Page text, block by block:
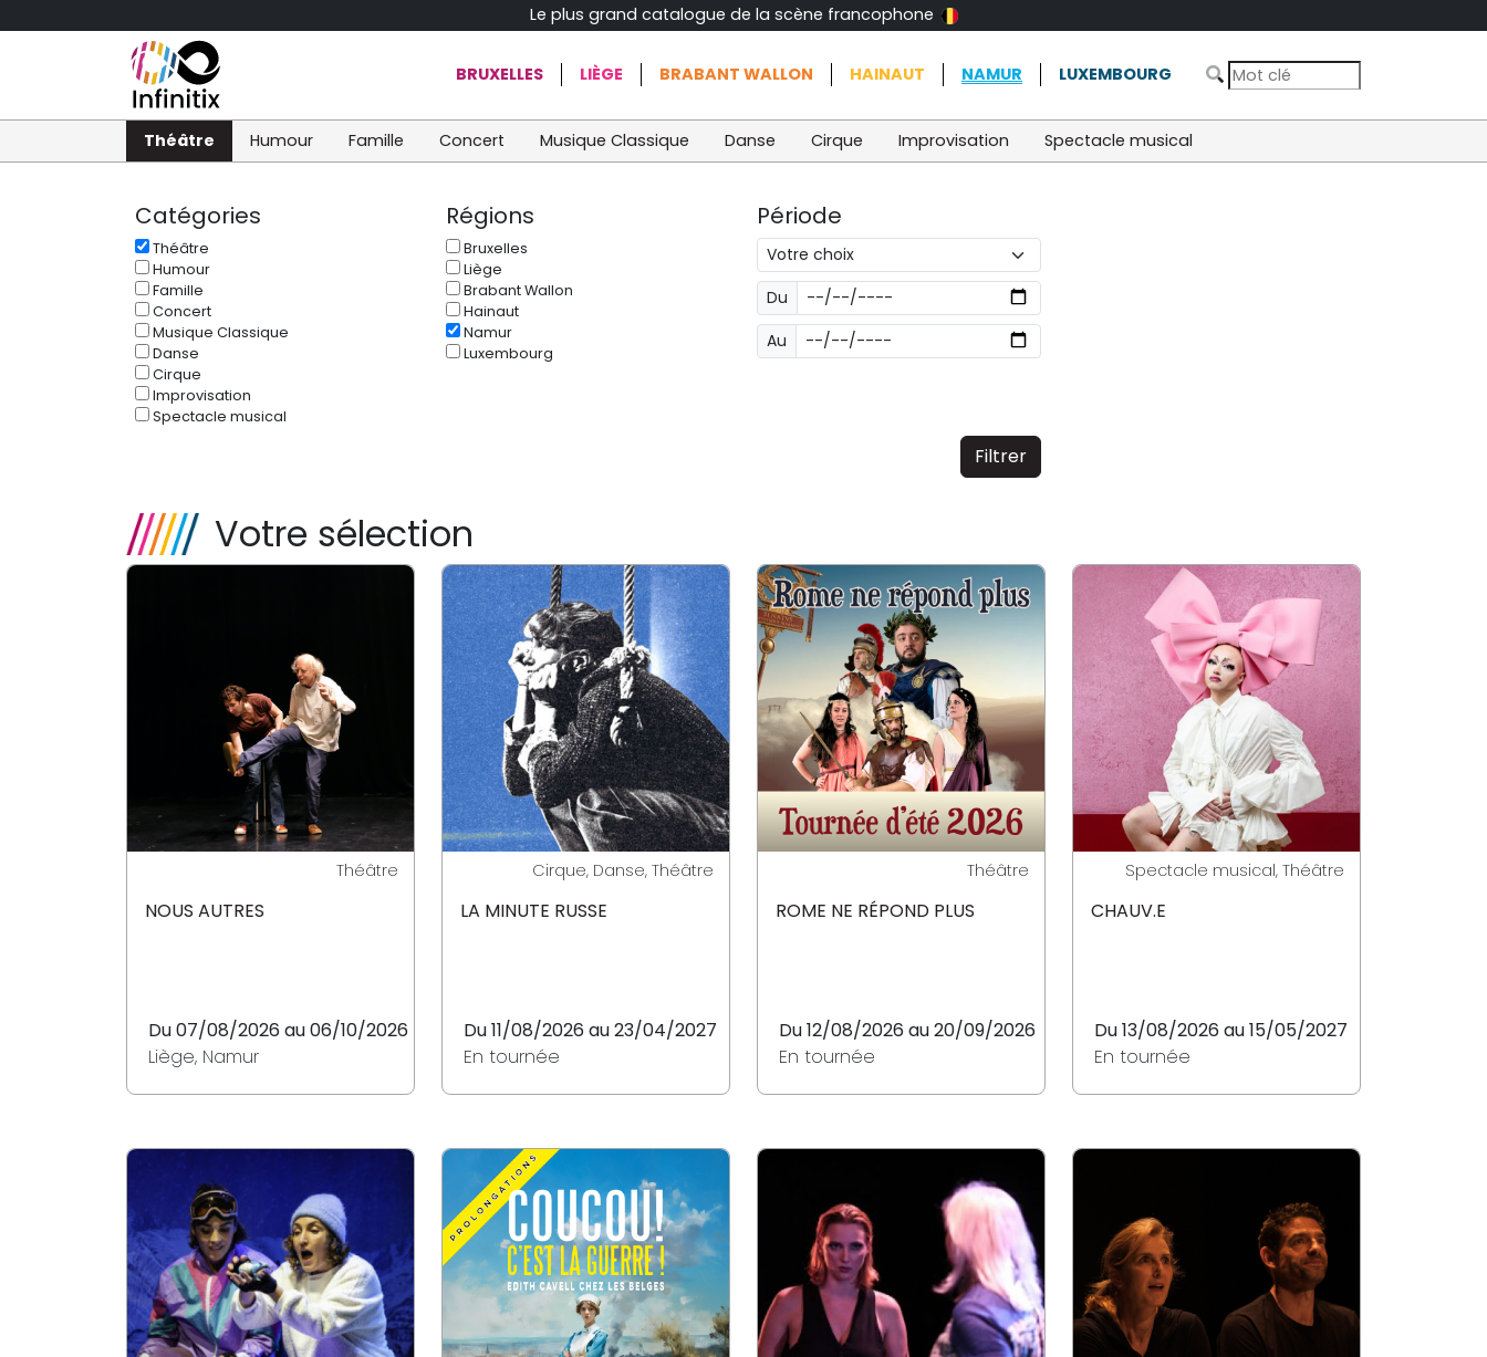
Le plus grand catalogue de la scène francophone
BRUXELLES LIÈGE BRABANT WALLON HAINAUT NAMUR LUXEMBOURG
Théâtre Humour Famille Concert Musique Classique Danse Cirque Improvisation Spectacle musical
Catégories
Théâtre
Humour
Famille
Concert
Musique Classique
Danse
Cirque
Improvisation
Spectacle musical
Régions
Bruxelles
Liège
Brabant Wallon
Hainaut
Namur
Luxembourg
Période
Du
Au
Filtrer
Votre sélection
Théâtre
NOUS AUTRES
Du 07/08/2026 au 06/10/2026
Liège, Namur
Cirque, Danse, Théâtre
LA MINUTE RUSSE
Du 11/08/2026 au 23/04/2027
En tournée
Théâtre
ROME NE RÉPOND PLUS
Du 12/08/2026 au 20/09/2026
En tournée
Spectacle musical, Théâtre
CHAUV.E
Du 13/08/2026 au 15/05/2027
En tournée